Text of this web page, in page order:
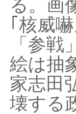
る。画
｢核威
「参
絵は抽
家志田
壊する